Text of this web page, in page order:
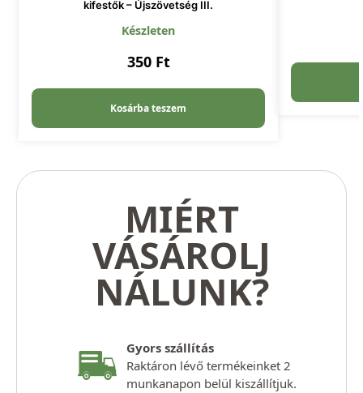
kifestők – Újszövetség III.
Készleten
350 Ft
Kosárba teszem
MIÉRT
VÁSÁROLJ
NÁLUNK?
Gyors szállítás
Raktáron lévő termékeinket 2
munkanapon belül kiszállítjuk.